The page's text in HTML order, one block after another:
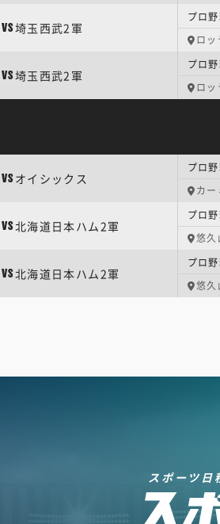
VS埼玉西武2軍
プロ
ロッ
VS埼玉西武2軍
プロ
ロッ
VS オイシックス
プロ
カー
VS北海道日本ハム2軍
プロ
悠久
VS北海道日本ハム2軍
プロ
悠久
スポーツ日